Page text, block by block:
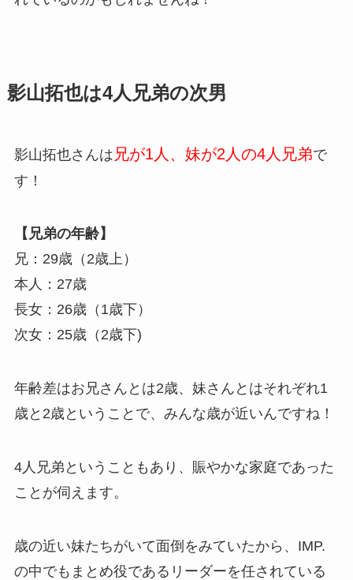
影山拓也は4人兄弟の次男
影山拓也さんは 兄が1人、妹が2人の4人兄弟で
す！
【兄弟の年齢】
兄：29歳（2歳上）
本人：27歳
長女：26歳（1歳下）
次女：25歳（2歳下)
年齢差はお兄さんとは2歳、妹さんとはそれぞれ1
歳と2歳ということで、みんな歳が近いんですね！
4人兄弟ということもあり、賑やかな家庭であった
ことが伺えます。
歳の近い妹たちがいて面倒をみていたから、IMP.
の中でもまとめ役であるリーダーを任されている